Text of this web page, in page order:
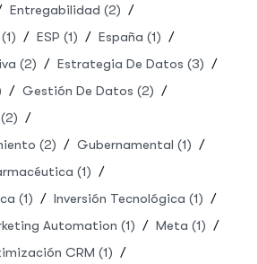
Entregabilidad (2)
(1) ESP (1) España (1)
(2) Estrategia De Datos (3)
Gestión De Datos (2)
(2)
(2) Gubernamental (1)
(1)
(1) Inversión Tecnológica (1)
Automation (1) Meta (1)
CRM (1)